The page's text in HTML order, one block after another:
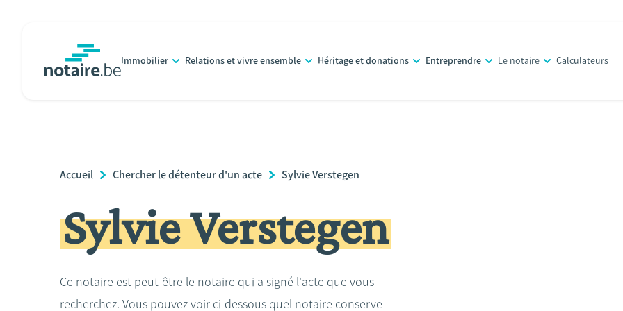
principal
Immobilier Relations et vivre ensemble Héritage et donations Entreprendre Le notaire Calculateurs
Breadcrumb
Accueil Chercher le détenteur d'un acte Sylvie Verstegen
Sylvie Verstegen
Ce notaire est peut-être le notaire qui a signé l'acte que vous
recherchez. Vous pouvez voir ci-dessous quel notaire conserve